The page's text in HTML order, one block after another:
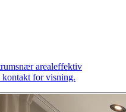
arealeffektiv
kontakt for visning.